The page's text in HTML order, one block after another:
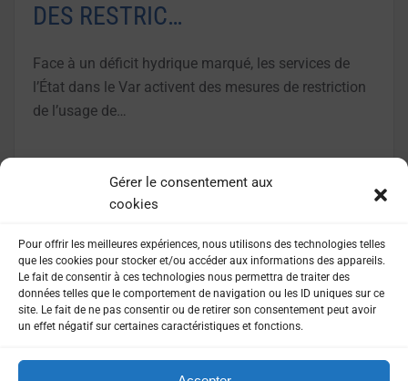
Gérer le consentement aux
cookies
Pour offrir les meilleures expériences, nous utilisons des technologies telles
que les cookies pour stocker et/ou accéder aux informations des appareils.
Le fait de consentir à ces technologies nous permettra de traiter des
données telles que le comportement de navigation ou les ID uniques sur ce
site. Le fait de ne pas consentir ou de retirer son consentement peut avoir
un effet négatif sur certaines caractéristiques et fonctions.
DES RESTRIC…
Face à un déficit hydrique marqué, les services de
l’État dans le Var activent des mesures de restriction
de l’usage de…
LIRE LA SUITE